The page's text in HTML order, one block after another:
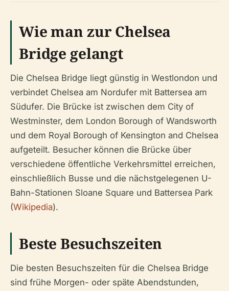
Wie man zur Chelsea
Bridge gelangt
Die Chelsea Bridge liegt günstig in Westlondon und
verbindet Chelsea am Nordufer mit Battersea am
Südufer. Die Brücke ist zwischen dem City of
Westminster, dem London Borough of Wandsworth
und dem Royal Borough of Kensington and Chelsea
aufgeteilt. Besucher können die Brücke über
verschiedene öffentliche Verkehrsmittel erreichen,
einschließlich Busse und die nächstgelegenen U-
Bahn-Stationen Sloane Square und Battersea Park
(Wikipedia).
Beste Besuchszeiten
Die besten Besuchszeiten für die Chelsea Bridge
sind frühe Morgen- oder späte Abendstunden,